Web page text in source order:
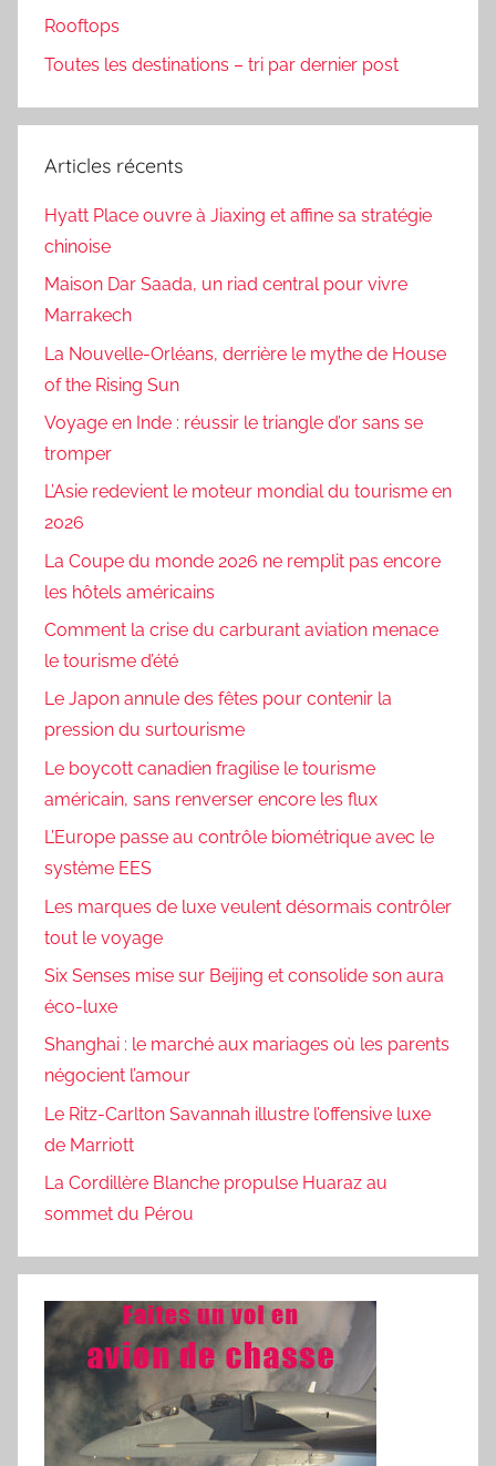
Rooftops
Toutes les destinations – tri par dernier post
Articles récents
Hyatt Place ouvre à Jiaxing et affine sa stratégie
chinoise
Maison Dar Saada, un riad central pour vivre
Marrakech
La Nouvelle-Orléans, derrière le mythe de House
of the Rising Sun
Voyage en Inde : réussir le triangle d’or sans se
tromper
L’Asie redevient le moteur mondial du tourisme en
2026
La Coupe du monde 2026 ne remplit pas encore
les hôtels américains
Comment la crise du carburant aviation menace
le tourisme d’été
Le Japon annule des fêtes pour contenir la
pression du surtourisme
Le boycott canadien fragilise le tourisme
américain, sans renverser encore les flux
L’Europe passe au contrôle biométrique avec le
système EES
Les marques de luxe veulent désormais contrôler
tout le voyage
Six Senses mise sur Beijing et consolide son aura
éco-luxe
Shanghai : le marché aux mariages où les parents
négocient l’amour
Le Ritz-Carlton Savannah illustre l’offensive luxe
de Marriott
La Cordillère Blanche propulse Huaraz au
sommet du Pérou